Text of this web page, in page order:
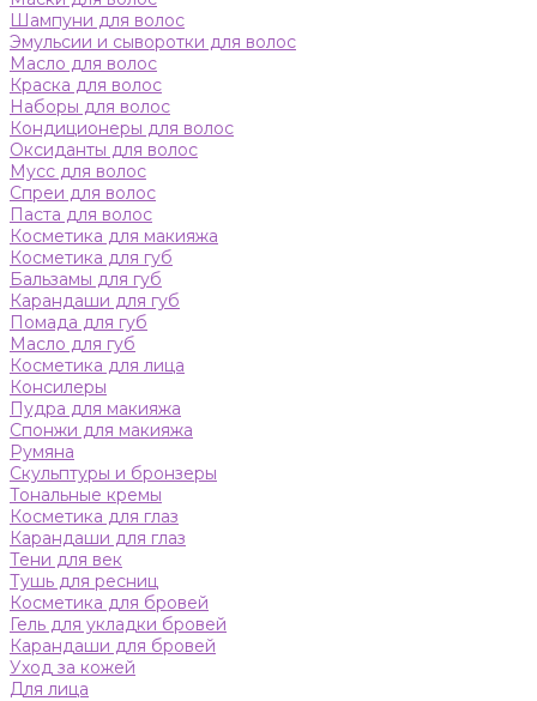
Шампуни для волос
Эмульсии и сыворотки для волос
Масло для волос
Краска для волос
Наборы для волос
Кондиционеры для волос
Оксиданты для волос
Мусс для волос
Спреи для волос
Паста для волос
Косметика для макияжа
Косметика для губ
Бальзамы для губ
Карандаши для губ
Помада для губ
Масло для губ
Косметика для лица
Консилеры
Пудра для макияжа
Спонжи для макияжа
Румяна
Скульптуры и бронзеры
Тональные кремы
Косметика для глаз
Карандаши для глаз
Тени для век
Тушь для ресниц
Косметика для бровей
Гель для укладки бровей
Карандаши для бровей
Уход за кожей
Для лица